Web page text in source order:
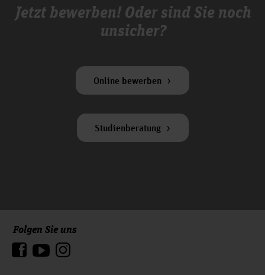
Jetzt bewerben! Oder sind Sie noch
unsicher?
Online bewerben
Studienberatung
Folgen Sie uns